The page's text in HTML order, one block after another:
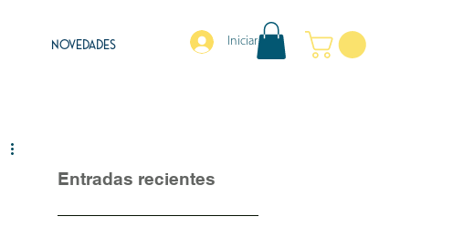
NOVEDADES Iniciar sesión
Entradas recientes